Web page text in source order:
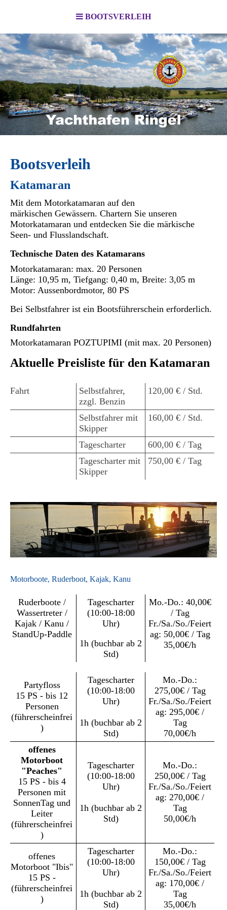
BOOTSVERLEIH
Bootsverleih
Katamaran
Mit dem Motorkatamaran auf den
märkischen Gewässern. Chartern Sie unseren
Motorkatamaran und entdecken Sie die märkische
Seen- und Flusslandschaft.
Technische Daten des Katamarans
Motorkatamaran: max. 20 Personen
Länge: 10,95 m, Tiefgang: 0,40 m, Breite: 3,05 m
Motor: Aussenbordmotor, 80 PS
Bei Selbstfahrer ist ein Bootsführerschein erforderlich.
Rundfahrten
Motorkatamaran POZTUPIMI (mit max. 20 Personen)
Aktuelle Preisliste für den Katamaran
Fahrt
Selbstfahrer,
zzgl. Benzin
120,00 € / Std.
Selbstfahrer mit
Skipper
160,00 € / Std.
Tagescharter
600,00 € / Tag
Tagescharter mit
Skipper
750,00 € / Tag
Motorboote, Ruderboot, Kajak, Kanu
Ruderboote /
Wassertreter /
Kajak / Kanu /
StandUp-Paddle
Tagescharter
(10:00-18:00
Uhr)
1h (buchbar ab 2
Std)
Mo.-Do.: 40,00€
/ Tag
Fr./Sa./So./Feiert
ag: 50,00€ / Tag
35,00€/h
Partyfloss
15 PS - bis 12
Personen
(führerscheinfrei
)
Tagescharter
(10:00-18:00
Uhr)
1h (buchbar ab 2
Std)
Mo.-Do.:
275,00€ / Tag
Fr./Sa./So./Feiert
ag: 295,00€ /
Tag
70,00€/h
offenes
Motorboot
"Peaches"
15 PS - bis 4
Personen mit
SonnenTag und
Leiter
(führerscheinfrei
)
Tagescharter
(10:00-18:00
Uhr)
1h (buchbar ab 2
Std)
Mo.-Do.:
250,00€ / Tag
Fr./Sa./So./Feiert
ag: 270,00€ /
Tag
50,00€/h
offenes
Motorboot "Ibis"
15 PS -
(führerscheinfrei
)
Tagescharter
(10:00-18:00
Uhr)
1h (buchbar ab 2
Std)
Mo.-Do.:
150,00€ / Tag
Fr./Sa./So./Feiert
ag: 170,00€ /
Tag
35,00€/h